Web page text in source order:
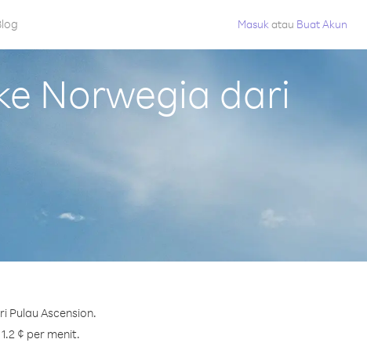
Masuk atau Buat Akun
Norwegia dari
Pulau Ascension.
¢ per menit.